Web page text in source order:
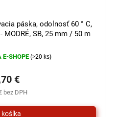
páska, odolnosť 60 ° C,
MODRÉ, SB, 25 mm / 50 m
E-SHOPE (>20 ks)
bez DPH
€